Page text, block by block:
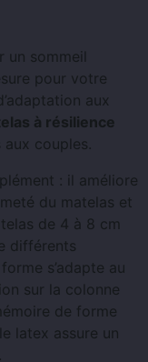
sommeil
pour votre
aux
à résilience
couples.
: il améliore
du matelas et
de 4 à 8 cm
différents
s’adapte au
sur la colonne
de forme
latex assure un